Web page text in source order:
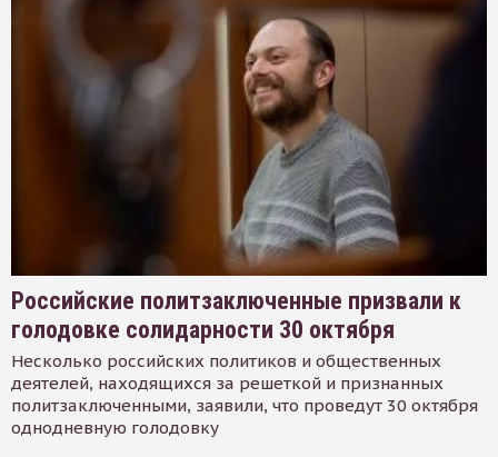
Российские политзаключенные призвали к
голодовке солидарности 30 октября
Несколько российских политиков и общественных
деятелей, находящихся за решеткой и признанных
политзаключенными, заявили, что проведут 30 октября
однодневную голодовку